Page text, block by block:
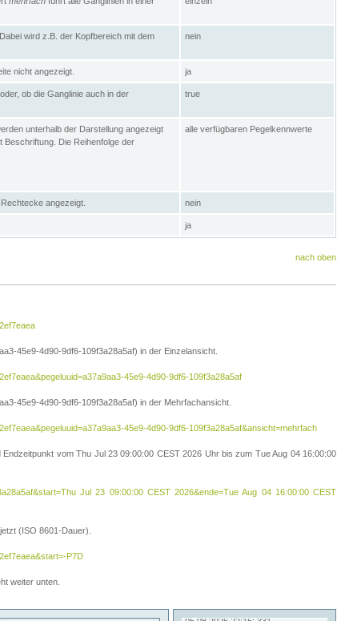
wird z.B. der Kopfbereich mit dem
nein
nicht angezeigt. ja
ob die Ganglinie auch in der
true
unterhalb der Darstellung angezeigt
Beschriftung. Die Reihenfolge der
alle verfügbaren Pegelkennwerte
angezeigt. nein
ja
nach oben
45e9-4d90-9df6-109f3a28a5af) in der Einzelansicht.
45e9-4d90-9df6-109f3a28a5af
45e9-4d90-9df6-109f3a28a5af) in der Mehrfachansicht.
45e9-4d90-9df6-109f3a28a5af&ansicht=mehrfach
vom Thu Jul 23 09:00:00 CEST 2026 Uhr bis zum Tue Aug 04 16:00:00
Jul 23 09:00:00 CEST 2026&ende=Tue Aug 04 16:00:00 CEST
(ISO 8601-Dauer).
P7D
weiter unten.